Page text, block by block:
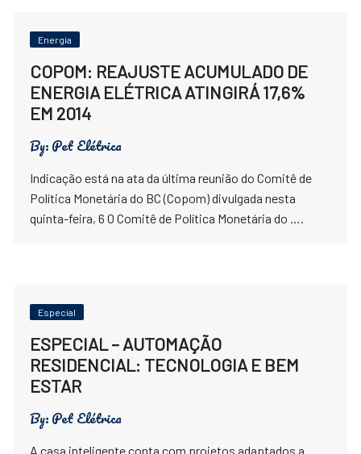
Energia
COPOM: REAJUSTE ACUMULADO DE
ENERGIA ELÉTRICA ATINGIRÁ 17,6%
EM 2014
By:Pet Elétrica
Indicação está na ata da última reunião do Comitê de
Política Monetária do BC (Copom) divulgada nesta
quinta-feira, 6 O Comitê de Política Monetária do ….
Especial
ESPECIAL – AUTOMAÇÃO
RESIDENCIAL: TECNOLOGIA E BEM
ESTAR
By:Pet Elétrica
A casa inteligente conta com projetos adaptados a